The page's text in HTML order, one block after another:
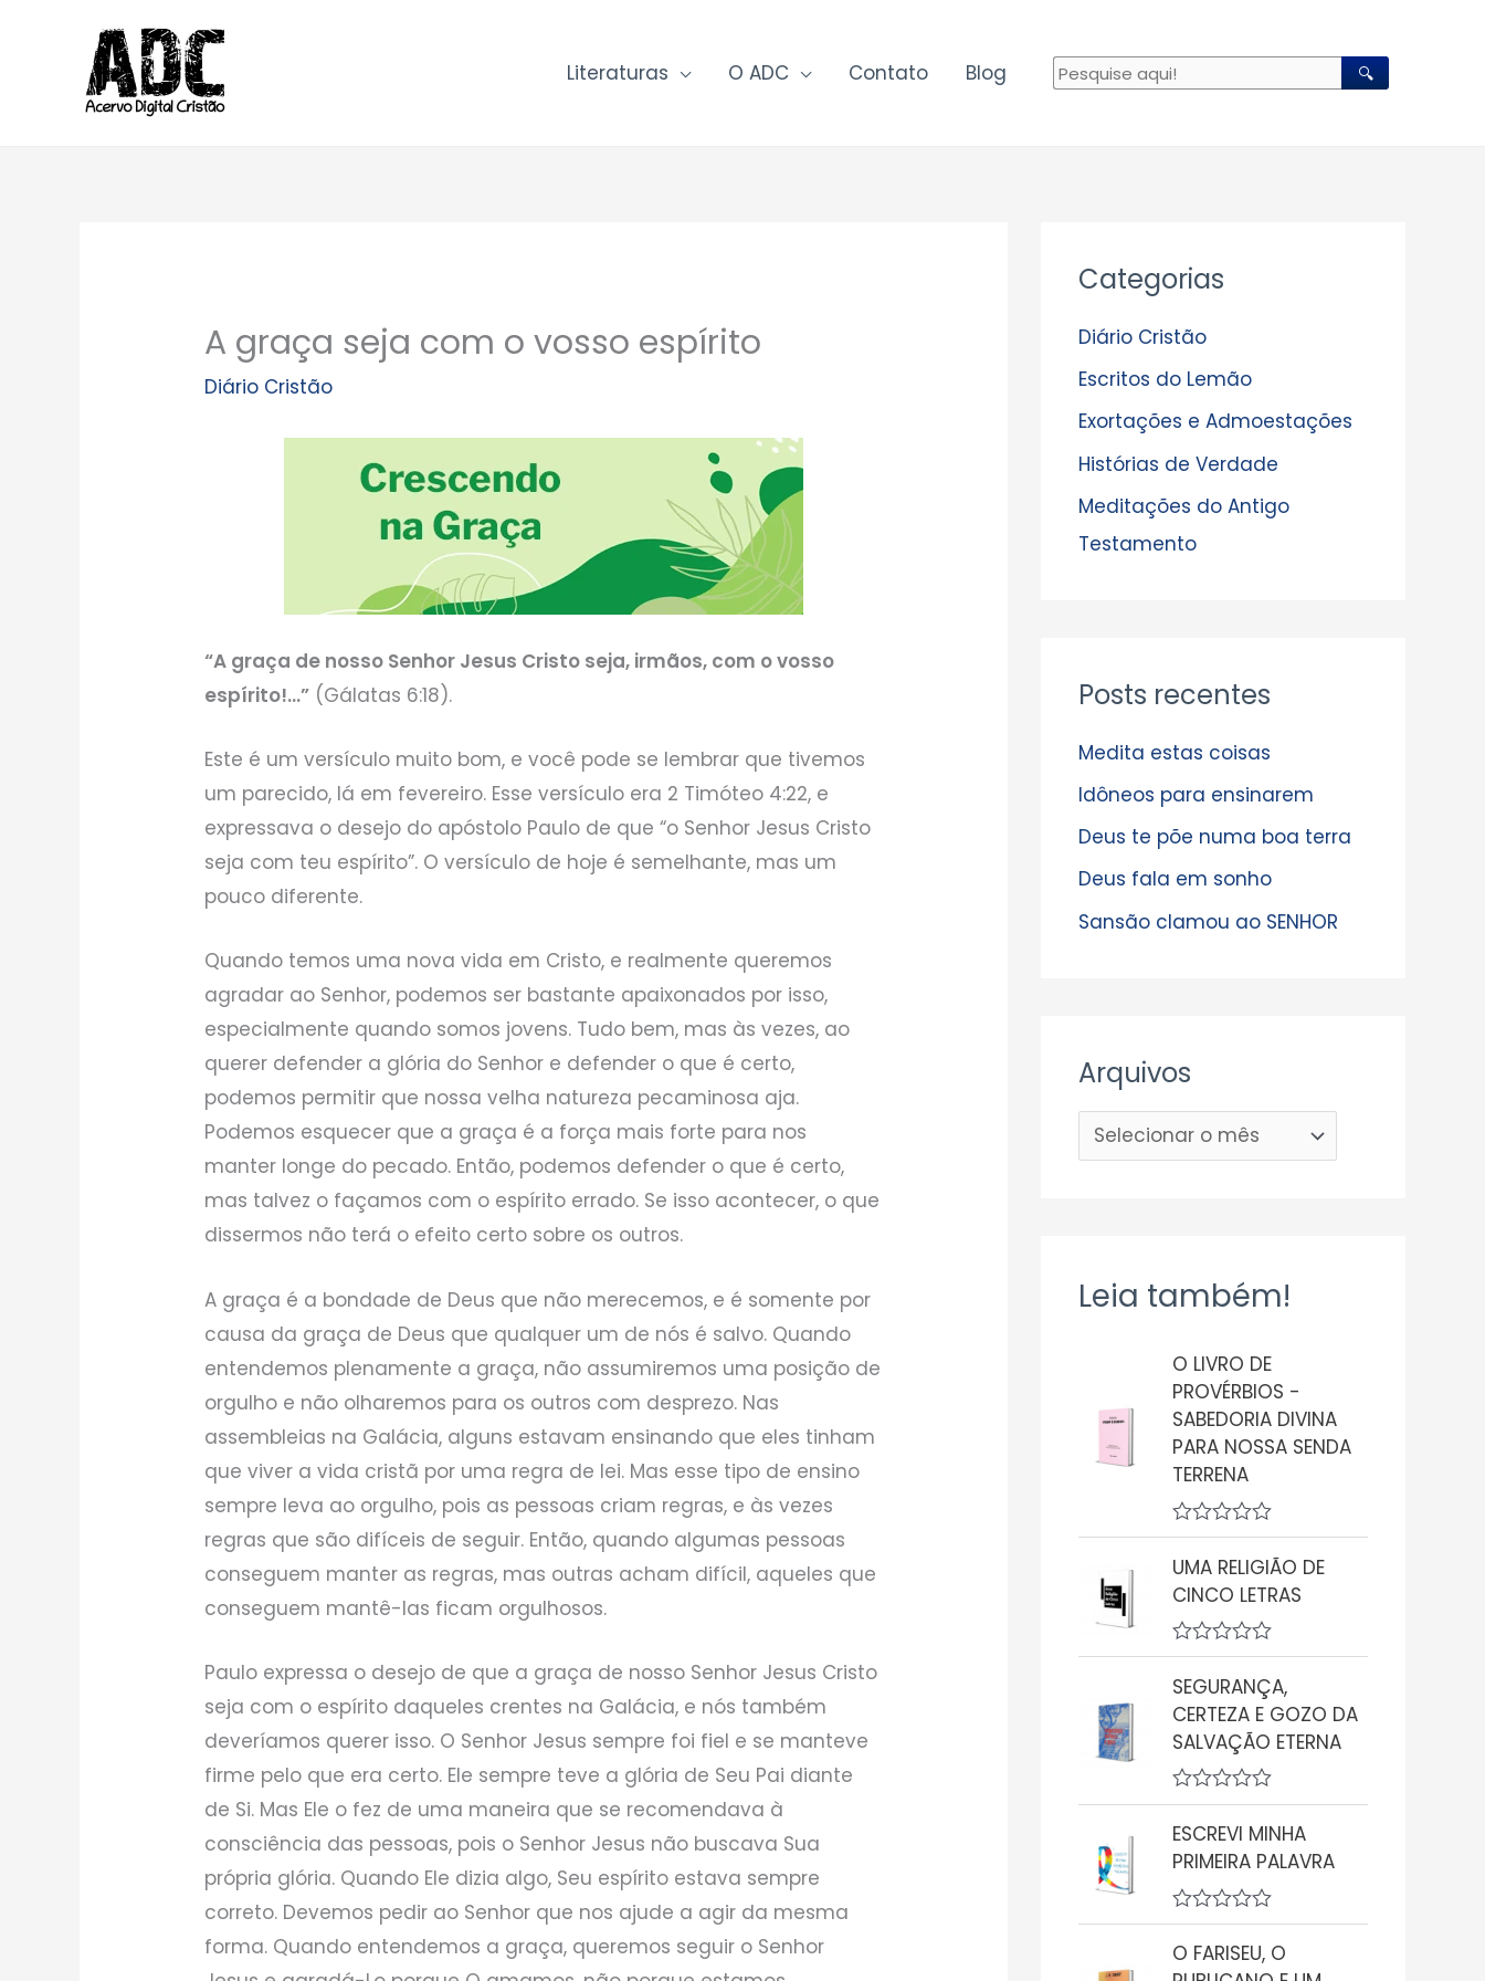
conteúdo
Literaturas O ADC Contato Blog 🔍
A graça seja com o vosso espírito
Diário Cristão
“A graça de nosso Senhor Jesus Cristo seja, irmãos, com o vosso
espírito!…” (Gálatas 6:18).
Este é um versículo muito bom, e você pode se lembrar que tivemos
um parecido, lá em fevereiro. Esse versículo era 2 Timóteo 4:22, e
expressava o desejo do apóstolo Paulo de que “o Senhor Jesus Cristo
seja com teu espírito”. O versículo de hoje é semelhante, mas um
pouco diferente.
Quando temos uma nova vida em Cristo, e realmente queremos
agradar ao Senhor, podemos ser bastante apaixonados por isso,
especialmente quando somos jovens. Tudo bem, mas às vezes, ao
querer defender a glória do Senhor e defender o que é certo,
podemos permitir que nossa velha natureza pecaminosa aja.
Podemos esquecer que a graça é a força mais forte para nos
manter longe do pecado. Então, podemos defender o que é certo,
mas talvez o façamos com o espírito errado. Se isso acontecer, o que
dissermos não terá o efeito certo sobre os outros.
A graça é a bondade de Deus que não merecemos, e é somente por
causa da graça de Deus que qualquer um de nós é salvo. Quando
entendemos plenamente a graça, não assumiremos uma posição de
orgulho e não olharemos para os outros com desprezo. Nas
assembleias na Galácia, alguns estavam ensinando que eles tinham
que viver a vida cristã por uma regra de lei. Mas esse tipo de ensino
sempre leva ao orgulho, pois as pessoas criam regras, e às vezes
regras que são difíceis de seguir. Então, quando algumas pessoas
conseguem manter as regras, mas outras acham difícil, aqueles que
conseguem mantê-las ficam orgulhosos.
Paulo expressa o desejo de que a graça de nosso Senhor Jesus Cristo
seja com o espírito daqueles crentes na Galácia, e nós também
deveríamos querer isso. O Senhor Jesus sempre foi fiel e se manteve
firme pelo que era certo. Ele sempre teve a glória de Seu Pai diante
de Si. Mas Ele o fez de uma maneira que se recomendava à
consciência das pessoas, pois o Senhor Jesus não buscava Sua
própria glória. Quando Ele dizia algo, Seu espírito estava sempre
correto. Devemos pedir ao Senhor que nos ajude a agir da mesma
forma. Quando entendemos a graça, queremos seguir o Senhor
Categorias
Diário Cristão
Escritos do Lemão
Exortações e Admoestações
Histórias de Verdade
Meditações do Antigo
Testamento
Posts recentes
Medita estas coisas
Idôneos para ensinarem
Deus te põe numa boa terra
Deus fala em sonho
Sansão clamou ao SENHOR
Arquivos
r
u
i
v
o
s
Leia também!
O LIVRO DE
PROVÉRBIOS -
SABEDORIA DIVINA
PARA NOSSA SENDA
TERRENA
A
v
a
l
a
ç
o
0
d
e
5
UMA RELIGIÃO DE
CINCO LETRAS
A
v
a
l
i
a
ç
ã
o
0
d
e
5
SEGURANÇA,
CERTEZA E GOZO DA
SALVAÇÃO ETERNA
A
v
a
l
a
o
0
ESCREVI MINHA
PRIMEIRA PALAVRA
A
v
a
O FARISEU, O